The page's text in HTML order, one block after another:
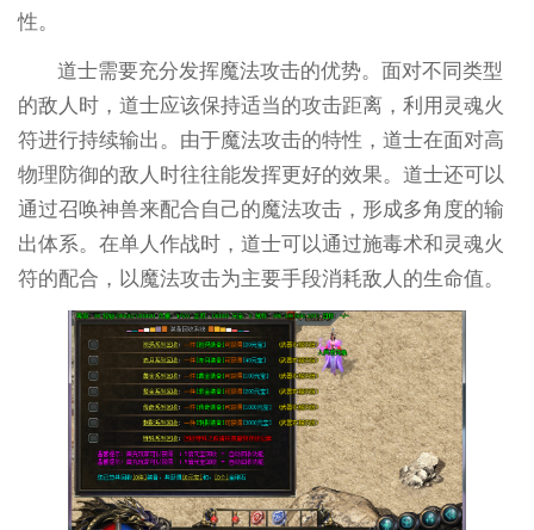
性。
道士需要充分发挥魔法攻击的优势。面对不同类型
的敌人时，道士应该保持适当的攻击距离，利用灵魂火
符进行持续输出。由于魔法攻击的特性，道士在面对高
物理防御的敌人时往往能发挥更好的效果。道士还可以
通过召唤神兽来配合自己的魔法攻击，形成多角度的输
出体系。在单人作战时，道士可以通过施毒术和灵魂火
符的配合，以魔法攻击为主要手段消耗敌人的生命值。